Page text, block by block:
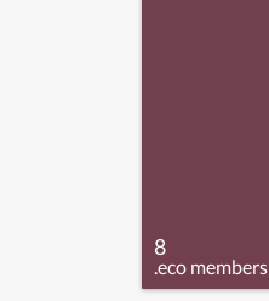
8
.eco members